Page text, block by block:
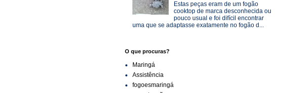
Estas peças eram de um fogão
cooktop de marca desconhecida ou
pouco usual e foi difícil encontrar
uma que se adaptasse exatamente no fogão d...
O que procuras?
Maringá
Assistência
fogoesmaringá